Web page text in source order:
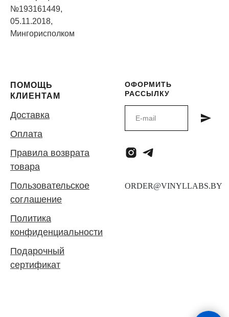
№193161449,
05.11.2018,
Мингорисполком
ПОМОЩЬ
КЛИЕНТАМ
Доставка
Оплата
Правила возврата
товара
Пользовательское
соглашение
Политика
конфиденциальности
Подарочный
сертификат
ОФОРМИТЬ
РАССЫЛКУ